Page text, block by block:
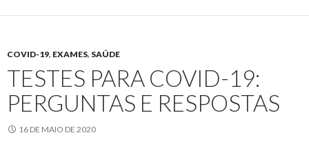
COVID-19, EXAMES, SAÚDE
TESTES PARA COVID-19:
PERGUNTAS E RESPOSTAS
16 DE MAIO DE 2020